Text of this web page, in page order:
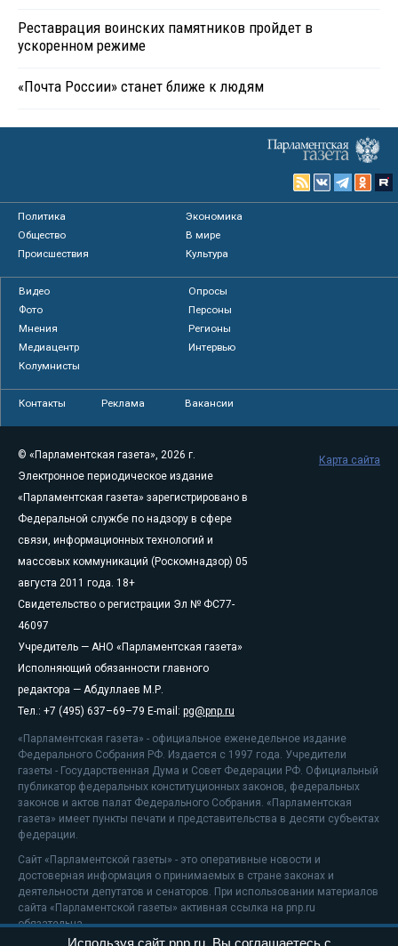
Реставрация воинских памятников пройдет в
ускоренном режиме
«Почта России» станет ближе к людям
Политика
Экономика
Общество
В мире
Происшествия
Культура
Видео
Опросы
Фото
Персоны
Мнения
Регионы
Медиацентр
Интервью
Колумнисты
Контакты Реклама Вакансии
© «Парламентская газета», 2026 г.
Электронное периодическое издание
«Парламентская газета» зарегистрировано в
Федеральной службе по надзору в сфере
связи, информационных технологий и
массовых коммуникаций (Роскомнадзор) 05
августа 2011 года. 18+
Свидетельство о регистрации Эл № ФС77-
46097
Учредитель — АНО «Парламентская газета»
Исполняющий обязанности главного
редактора — Абдуллаев М.Р.
Тел.: +7 (495) 637–69–79 E-mail: pg@pnp.ru
«Парламентская газета» - официальное еженедельное издание
Федерального Собрания РФ. Издается с 1997 года. Учредители
газеты - Государственная Дума и Совет Федерации РФ. Официальный
публикатор федеральных конституционных законов, федеральных
законов и актов палат Федерального Собрания. «Парламентская
газета» имеет пункты печати и представительства в десяти субъектах
федерации.
Сайт «Парламентской газеты» - это оперативные новости и
достоверная информация о принимаемых в стране законах и
деятельности депутатов и сенаторов. При использовании материалов
сайта «Парламентской газеты» активная ссылка на pnp.ru
обязательна.
Карта сайта
Используя сайт pnp.ru, Вы соглашаетесь с